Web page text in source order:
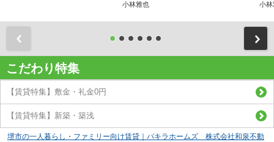
小林雅也 小林
こだわり特集
【賃貸特集】敷金・礼金0円
【賃貸特集】新築・築浅
堺市の一人暮らし・ファミリー向け賃貸｜パキラホームズ 株式会社和泉不動